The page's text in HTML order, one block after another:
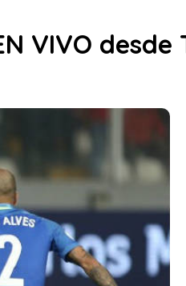
VIVO desde